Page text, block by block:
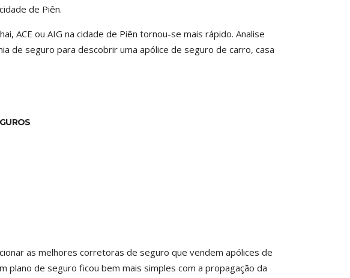
de Piên.
ACE ou AIG na cidade de Piên tornou-se mais rápido. Analise
de seguro para descobrir uma apólice de seguro de carro, casa
as melhores corretoras de seguro que vendem apólices de
plano de seguro ficou bem mais simples com a propagação da